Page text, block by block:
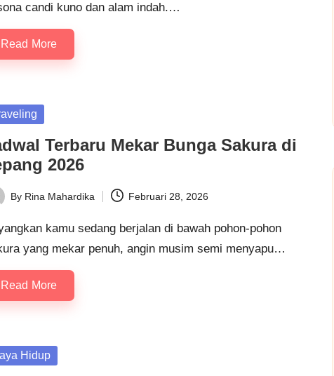
candi kuno dan alam indah.…
Read More
Terbaru Mekar Bunga Sakura di
2026
By Rina Mahardika Februari 28, 2026
kamu sedang berjalan di bawah pohon-pohon
yang mekar penuh, angin musim semi menyapu…
Read More
Hidup